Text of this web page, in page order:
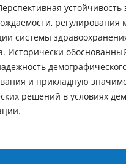
устойчивость
регулирования
системы
Исторически
и прикладную
решений в условиях